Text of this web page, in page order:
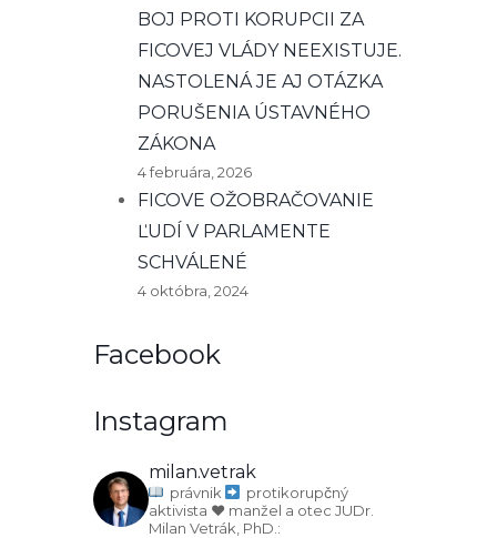
BOJ PROTI KORUPCII ZA
FICOVEJ VLÁDY NEEXISTUJE.
NASTOLENÁ JE AJ OTÁZKA
PORUŠENIA ÚSTAVNÉHO
ZÁKONA
4 februára, 2026
FICOVE OŽOBRAČOVANIE
ĽUDÍ V PARLAMENTE
SCHVÁLENÉ
4 októbra, 2024
Facebook
Instagram
milan.vetrak
právnik
protikorupčný
aktivista ♥️ manžel a otec JUDr.
Milan Vetrák, PhD.: